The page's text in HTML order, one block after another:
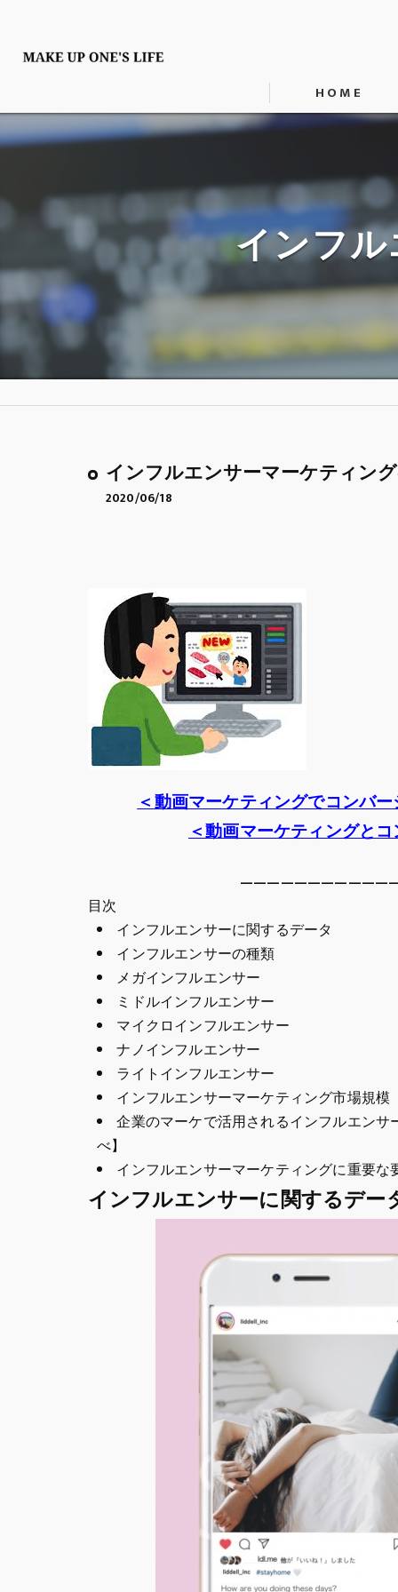
HOME
インフ
インフルエンサーマーケティン
2020/06/18
＜動画マーケティングでコンバ
＜動画マーケティングと
目次
インフルエンサーに関するデータ
インフルエンサーの種類
メガインフルエンサー
ミドルインフルエンサー
マイクロインフルエンサー
ナノインフルエンサー
ライトインフルエンサー
インフルエンサーマーケティング市場規模
企業のマーケで活用されるインフルエン
べ】
インフルエンサーマーケティングに重要な
インフルエンサーに関するデー